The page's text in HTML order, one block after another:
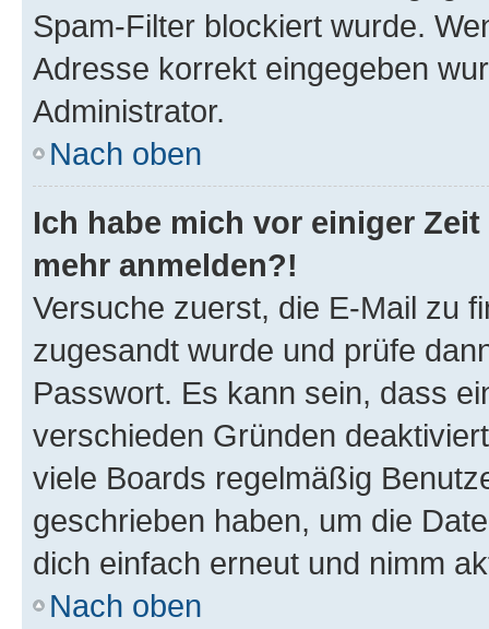
Spam-Filter blockiert wurde.
Adresse korrekt eingegeben
Administrator.
Nach oben
Ich habe mich vor einiger
mehr anmelden?!
Versuche zuerst, die E-Mail zu
zugesandt wurde und prüfe
Passwort. Es kann sein, dass
verschieden Gründen
viele Boards regelmäßig
geschrieben haben, um die
dich einfach erneut und nimm
Nach oben